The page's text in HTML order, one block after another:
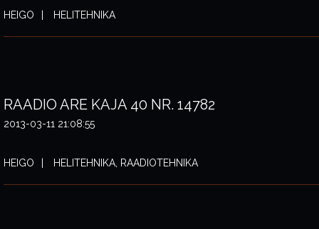
HEIGO HELITEHNIKA
RAADIO ARE KAJA 40 NR. 14782
2013-03-11 21:08:55
HEIGO HELITEHNIKA, RAADIOTEHNIKA